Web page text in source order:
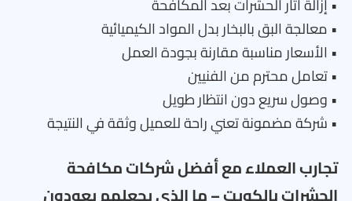
• معالجة البق بالبخار بدل المواد الكيميائية
• الأسعار مناسبة مقارنة بجودة العمل
• تعامل محترم من الفنيين
• وصول سريع دون انتظار طويل
• شركة مضمونة تعني راحة للعميل وثقة في النتيجة
تجارب العملاء مع أفضل شركات مكافحة
الحشرات بالكويت – ما الذي يجعلهم يعودون